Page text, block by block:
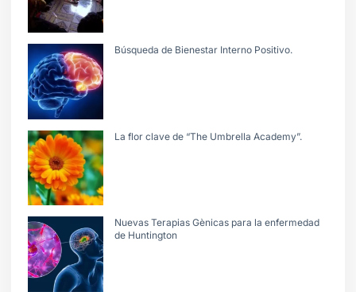
Búsqueda de Bienestar Interno Positivo.
La flor clave de “The Umbrella Academy”.
Nuevas Terapias Gènicas para la enfermedad
de Huntington